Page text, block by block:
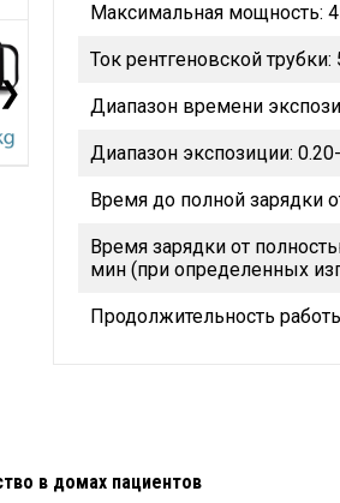
Максимальная мощность:
Ток рентгеновской
Диапазон времени
Диапазон экспозиции:
Время до полной зарядки
Время зарядки от
мин (при определенных
Продолжительность
в домах пациентов